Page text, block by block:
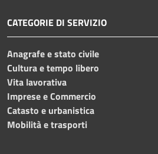
CATEGORIE DI SERVIZIO
Anagrafe e stato civile
Cultura e tempo libero
Vita lavorativa
Imprese e Commercio
Catasto e urbanistica
Mobilità e trasporti